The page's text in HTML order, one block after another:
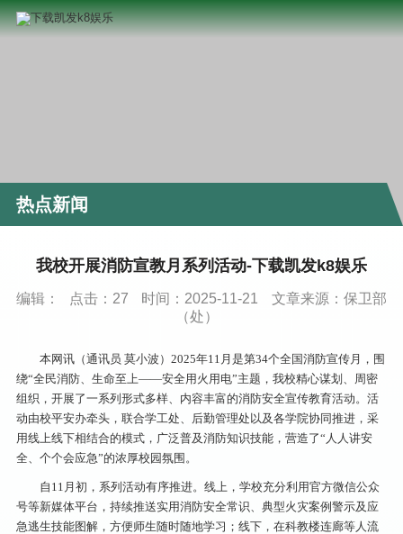
热点新闻
我校开展消防宣教月系列活动-下载凯发k8娱乐
编辑： 点击： 27 时间：2025-11-21
文章来源：保卫部
（处）
本网讯（通讯员 莫小波）2025年11月是第34个全国消防宣传月，围
绕“全民消防、生命至上——安全用火用电”主题，我校精心谋划、周密
组织，开展了一系列形式多样、内容丰富的消防安全宣传教育活动。活
动由校平安办牵头，联合学工处、后勤管理处以及各学院协同推进，采
用线上线下相结合的模式，广泛普及消防知识技能，营造了“人人讲安
全、个个会应急”的浓厚校园氛围。
自11月初，系列活动有序推进。线上，学校充分利用官方微信公众
号等新媒体平台，持续推送实用消防安全常识、典型火灾案例警示及应
急逃生技能图解，方便师生随时随地学习；线下，在科教楼连廊等人流